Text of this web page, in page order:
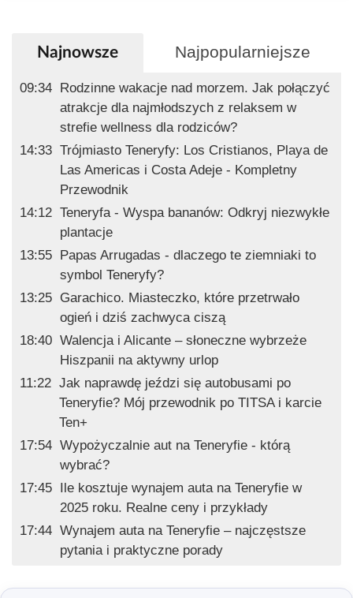
Najnowsze Najpopularniejsze
09:34 Rodzinne wakacje nad morzem. Jak połączyć
atrakcje dla najmłodszych z relaksem w
strefie wellness dla rodziców?
14:33 Trójmiasto Teneryfy: Los Cristianos, Playa de
Las Americas i Costa Adeje - Kompletny
Przewodnik
14:12 Teneryfa - Wyspa bananów: Odkryj niezwykłe
plantacje
13:55 Papas Arrugadas - dlaczego te ziemniaki to
symbol Teneryfy?
13:25 Garachico. Miasteczko, które przetrwało
ogień i dziś zachwyca ciszą
18:40 Walencja i Alicante – słoneczne wybrzeże
Hiszpanii na aktywny urlop
11:22 Jak naprawdę jeździ się autobusami po
Teneryfie? Mój przewodnik po TITSA i karcie
Ten+
17:54 Wypożyczalnie aut na Teneryfie - którą
wybrać?
17:45 Ile kosztuje wynajem auta na Teneryfie w
2025 roku. Realne ceny i przykłady
17:44 Wynajem auta na Teneryfie – najczęstsze
pytania i praktyczne porady